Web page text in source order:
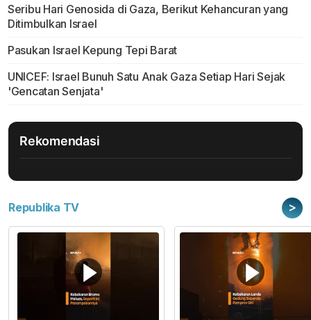
Seribu Hari Genosida di Gaza, Berikut Kehancuran yang
Ditimbulkan Israel
Pasukan Israel Kepung Tepi Barat
UNICEF: Israel Bunuh Satu Anak Gaza Setiap Hari Sejak
'Gencatan Senjata'
Rekomendasi
Republika TV >